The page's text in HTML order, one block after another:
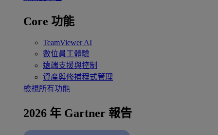
Core 功能
TeamViewer AI
數位員工體驗
遠端支援與控制
資產與修補程式管理
檢視所有功能
2026 年 Gartner 報告